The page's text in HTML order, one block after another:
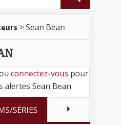
> Sean Bean
connectez-vous pour
alertes Sean Bean
SÉRIES